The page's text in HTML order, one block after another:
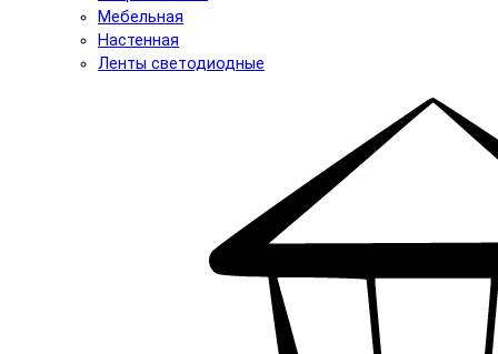
Мебельная
Настенная
Ленты светодиодные